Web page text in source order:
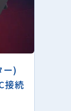
ー)
接続